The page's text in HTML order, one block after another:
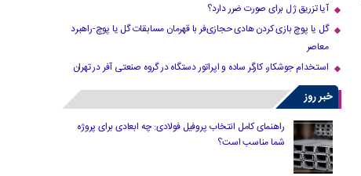
آیا تزریق ژل برای صورت ضرر دارد​؟
گل یا پوچ بازی کردن هادی حجازی‌فر با قهرمان مسابقات گل یا پوچ-راهبرد
معاصر
استخدام جوشکار، کارگر ساده و اپراتور دستگاه در گروه صنعتی آفر در تهران
خبر روز
راهنمای کامل انتخاب پروفیل فولادی: چه ابعادی برای پروژه
شما مناسب است؟